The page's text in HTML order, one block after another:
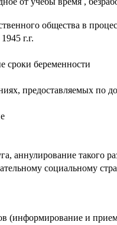
общества в
г.г.
сроки беременности
предоставляемых по
аннулирование такого
социальному
(информирование и